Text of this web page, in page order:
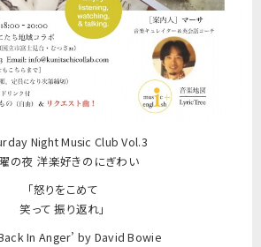
Night Music Club Vol.3
の夜 洋楽好きのにぎわい
「怒りをこめて
笑って 振り返れ」
In Anger’ by David Bowie